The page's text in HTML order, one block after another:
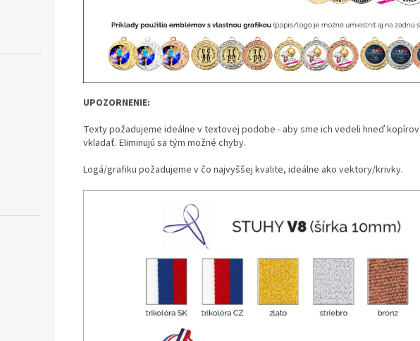
UPOZORNENIE:
Texty požadujeme ideálne v textovej podobe - aby sme ich vedeli hneď
vkladať. Eliminujú sa tým možné chyby.
Logá/grafiku požadujeme v čo najvyššej kvalite, ideálne ako vektory/krivky.